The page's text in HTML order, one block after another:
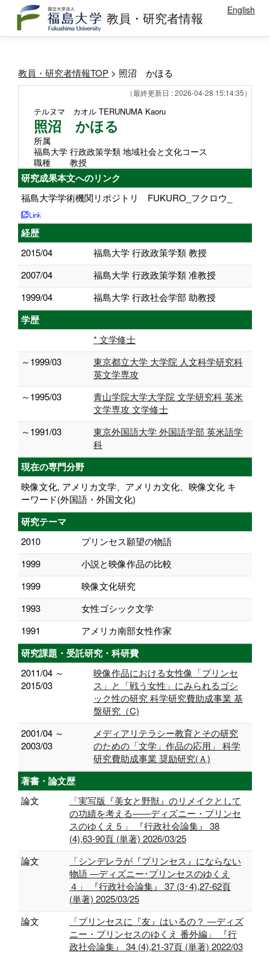
教員・研究者情報 English
教員・研究者情報TOP > 照沼 かほる
（最終更新日 : 2026-04-28 15:14:35）
テルヌマ カオル TERUNUMA Kaoru
照沼 かほる
所属
福島大学 行政政策学類 地域社会と文化コース
職種
教授
研究成果本文へのリンク
福島大学学術機関リポジトリ FUKURO_フクロウ_
経歴
2015/04
福島大学 行政政策学類 教授
2007/04
福島大学 行政政策学類 准教授
1999/04
福島大学 行政社会学部 助教授
学歴
* 文学修士
～1999/03
東京都立大学 大学院 人文科学研究科
英文学専攻
～1995/03
青山学院大学大学院 文学研究科 英米
文学専攻 文学修士
～1991/03
東京外国語大学 外国語学部 英米語学
科
現在の専門分野
映像文化, アメリカ文学、アメリカ文化、映像文化 キ
ーワード(外国語・外国文化)
研究テーマ
2010
プリンセス願望の物語
1999
小説と映像作品の比較
1999
映像文化研究
1993
女性ゴシック文学
1991
アメリカ南部女性作家
研究課題・受託研究・科研費
2011/04 ～
2015/03
映像作品における女性像「プリンセ
ス」と「戦う女性」にみられるゴシ
ック性の研究 科学研究費助成事業 基
盤研究（C)
2001/04 ～
2003/03
メディアリテラシー教育とその研究
のための「文学」作品の応用」 科学
研究費助成事業 奨励研究(Ａ)
著書・論文歴
論文
「実写版『美女と野獣』のリメイクとして
の功績を考える――ディズニー・プリンセ
スのゆくえ５」 『行政社会論集』 38
(4),63-90頁 (単著) 2026/03/25
論文
「シンデレラが『プリンセス』にならない
物語 ―ディズニー･プリンセスのゆくえ
４」 『行政社会論集』 37 (3･4),27-62頁
(単著) 2025/03/25
論文
「プリンセスに『友』はいるの？ ―ディズ
ニー・プリンセスのゆくえ 番外編」 『行
政社会論集』 34 (4),21-37頁 (単著) 2022/03